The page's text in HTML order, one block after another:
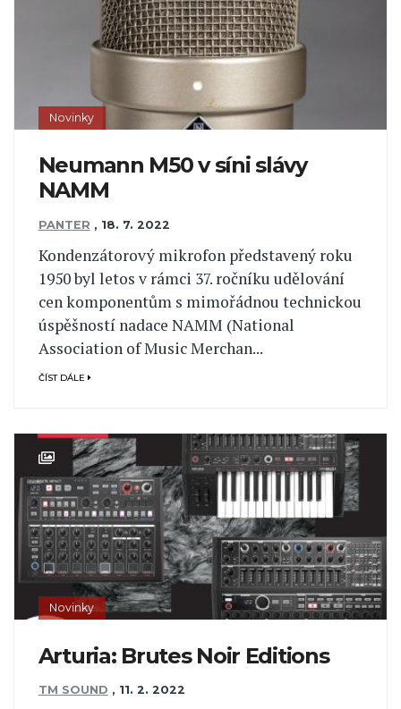
Novinky
Neumann M50 v síni slávy
NAMM
PANTER , 18. 7. 2022
Kondenzátorový mikrofon představený roku
1950 byl letos v rámci 37. ročníku udělování
cen komponentům s mimořádnou technickou
úspěšností nadace NAMM (National
Association of Music Merchan...
ČÍST DÁLE
Novinky
Arturia: Brutes Noir Editions
TM SOUND , 11. 2. 2022